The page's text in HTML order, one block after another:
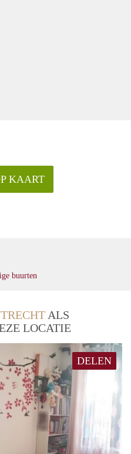
KAART
buurten
ALS
LOCATIE
DELEN